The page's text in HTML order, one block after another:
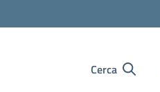
Cerca